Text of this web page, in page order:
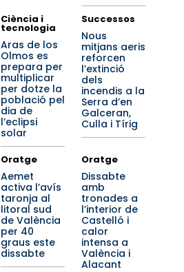
Ciència i
tecnologia
Aras de los
Olmos es
prepara per
multiplicar
per dotze la
població pel
dia de
l’eclipsi
solar
Successos
Nous
mitjans aeris
reforcen
l’extinció
dels
incendis a la
Serra d’en
Galceran,
Culla i Tírig
Oratge
Aemet
activa l’avís
taronja al
litoral sud
de València
per 40
graus este
dissabte
Oratge
Dissabte
amb
tronades a
l’interior de
Castelló i
calor
intensa a
València i
Alacant